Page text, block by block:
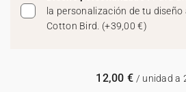
la personalización de tu
Cotton Bird. (+39,00 €)
12,00 € / unidad a